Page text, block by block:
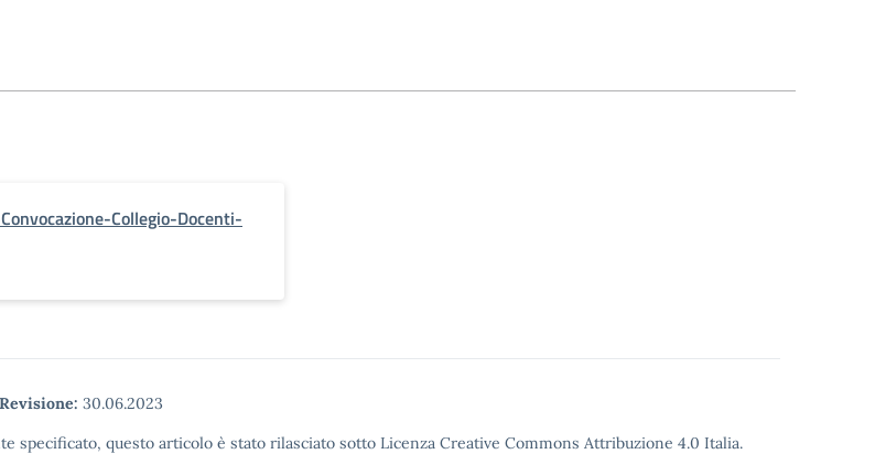
Collegio-Docenti-
Revisione: 30.06.2023
specificato, questo articolo è stato rilasciato sotto Licenza Creative Commons Attribuzione 4.0 Italia.